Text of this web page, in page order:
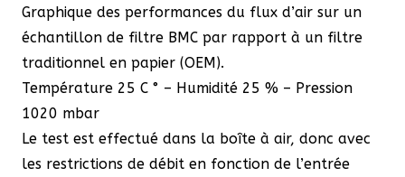
Graphique des performances du flux d’air sur un
échantillon de filtre BMC par rapport à un filtre
traditionnel en papier (OEM).
Température 25 C ° – Humidité 25 % – Pression
1020 mbar
Le test est effectué dans la boîte à air, donc avec
les restrictions de débit en fonction de l’entrée